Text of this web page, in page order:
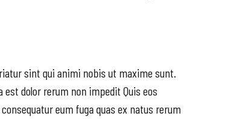
sint qui animi nobis ut maxime sunt.
dolor rerum non impedit Quis eos
eum fuga quas ex natus rerum